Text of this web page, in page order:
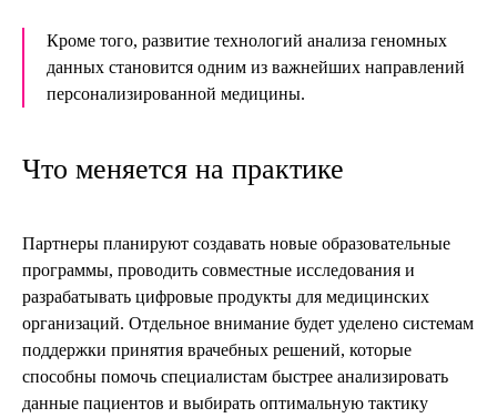
Кроме того, развитие технологий анализа геномных
данных становится одним из важнейших направлений
персонализированной медицины.
Что меняется на практике
Партнеры планируют создавать новые образовательные
программы, проводить совместные исследования и
разрабатывать цифровые продукты для медицинских
организаций. Отдельное внимание будет уделено системам
поддержки принятия врачебных решений, которые
способны помочь специалистам быстрее анализировать
данные пациентов и выбирать оптимальную тактику